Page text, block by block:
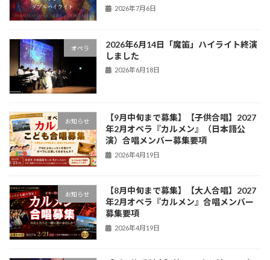
2026年7月6日
オペラ
2026年6月14日「魔笛」ハイライト終演
しました
2026年6月18日
お知らせ
【9月中旬まで募集】【子供合唱】2027
年2月オペラ『カルメン』（日本語公
演）合唱メンバー募集要項
2026年4月19日
お知らせ
【8月中旬まで募集】【大人合唱】2027
年2月オペラ『カルメン』合唱メンバー
募集要項
2026年4月19日